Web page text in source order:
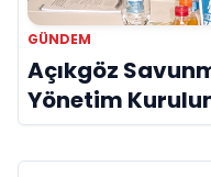
GÜNDEM
Açıkgöz
Yönetim
Savunma
Vurgusu